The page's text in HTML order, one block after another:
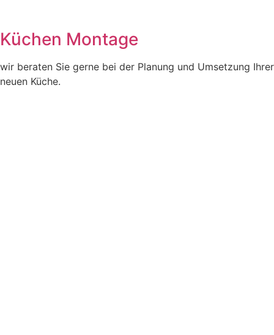
Küchen Montage
wir beraten Sie gerne bei der Planung und Umsetzung Ihrer
neuen Küche.